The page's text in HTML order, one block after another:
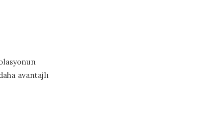
avantajlı